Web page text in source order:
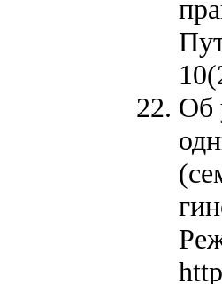
Об